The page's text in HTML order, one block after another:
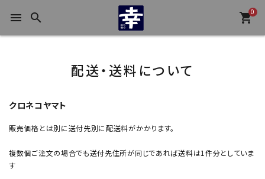
menu search 0
shopping_cart
配送・送料について
クロネコヤマト
販売価格とは別に送付先別に配送料がかかります。
複数個ご注文の場合でも送付先住所が同じであれば送料は1件分としていま
す